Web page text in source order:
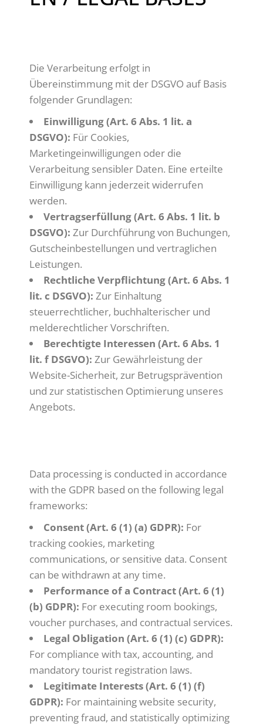
Die Verarbeitung erfolgt in
Übereinstimmung mit der DSGVO auf Basis
folgender Grundlagen:
Einwilligung (Art. 6 Abs. 1 lit. a
DSGVO): Für Cookies,
Marketingeinwilligungen oder die
Verarbeitung sensibler Daten. Eine erteilte
Einwilligung kann jederzeit widerrufen
werden.
Vertragserfüllung (Art. 6 Abs. 1 lit. b
DSGVO): Zur Durchführung von Buchungen,
Gutscheinbestellungen und vertraglichen
Leistungen.
Rechtliche Verpflichtung (Art. 6 Abs. 1
lit. c DSGVO): Zur Einhaltung
steuerrechtlicher, buchhalterischer und
melderechtlicher Vorschriften.
Berechtigte Interessen (Art. 6 Abs. 1
lit. f DSGVO): Zur Gewährleistung der
Website-Sicherheit, zur Betrugsprävention
und zur statistischen Optimierung unseres
Angebots.
Data processing is conducted in accordance
with the GDPR based on the following legal
frameworks:
Consent (Art. 6 (1) (a) GDPR): For
tracking cookies, marketing
communications, or sensitive data. Consent
can be withdrawn at any time.
Performance of a Contract (Art. 6 (1)
(b) GDPR): For executing room bookings,
voucher purchases, and contractual services.
Legal Obligation (Art. 6 (1) (c) GDPR):
For compliance with tax, accounting, and
mandatory tourist registration laws.
Legitimate Interests (Art. 6 (1) (f)
GDPR): For maintaining website security,
preventing fraud, and statistically optimizing